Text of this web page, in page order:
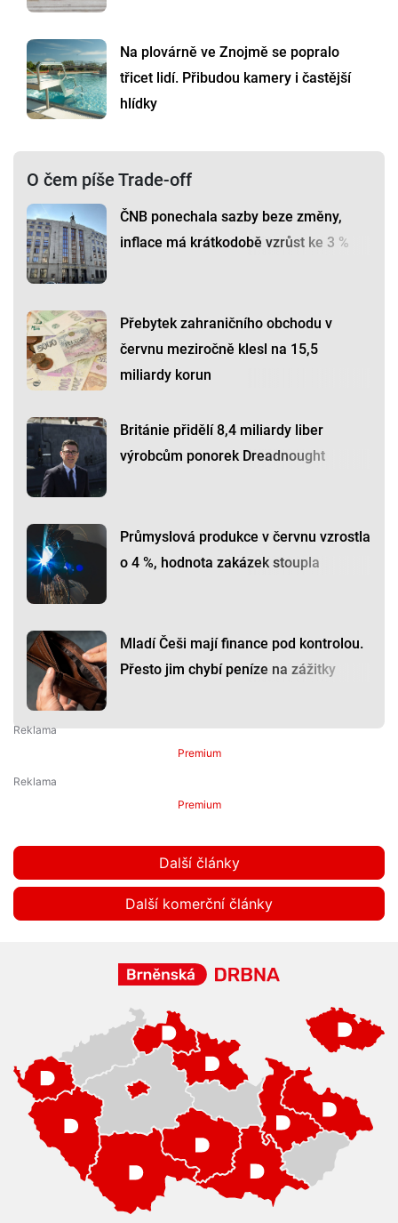
Na plovárně ve Znojmě se popralo
třicet lidí. Přibudou kamery i častější
hlídky
O čem píše Trade-off
ČNB ponechala sazby beze změny,
inflace má krátkodobě vzrůst ke 3 %
Přebytek zahraničního obchodu v
červnu meziročně klesl na 15,5
miliardy korun
Británie přidělí 8,4 miliardy liber
výrobcům ponorek Dreadnought
Průmyslová produkce v červnu vzrostla
o 4 %, hodnota zakázek stoupla
Mladí Češi mají finance pod kontrolou.
Přesto jim chybí peníze na zážitky
Premium
Premium
Další články
Další komerční články